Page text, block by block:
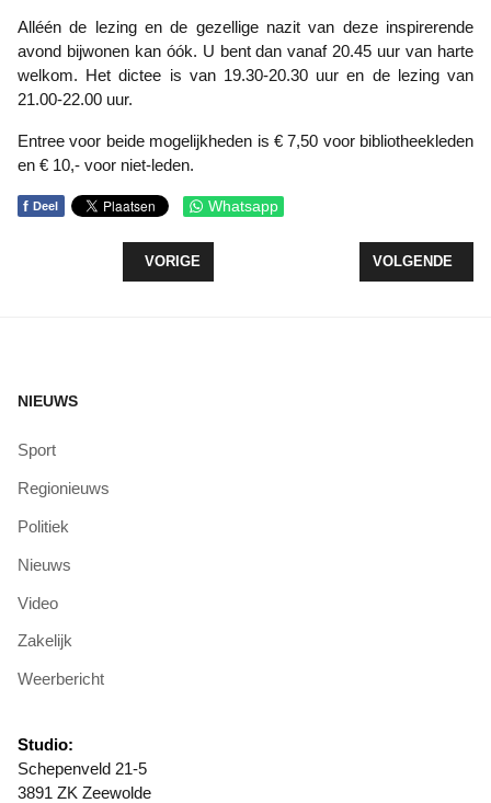
Alléén de lezing en de gezellige nazit van deze inspirerende
avond bijwonen kan óók. U bent dan vanaf 20.45 uur van harte
welkom. Het dictee is van 19.30-20.30 uur en de lezing van
21.00-22.00 uur.
Entree voor beide mogelijkheden is € 7,50 voor bibliotheekleden
en € 10,- voor niet-leden.
f Deel Whatsapp
VORIG ARTIKEL: ROSALIE VAN DER MEER WINT
VORIGE VOLGENDE
VOLGENDE
NIEUWS
Sport
Regionieuws
Politiek
Nieuws
Video
Zakelijk
Weerbericht
Studio:
Schepenveld 21-5
3891 ZK Zeewolde